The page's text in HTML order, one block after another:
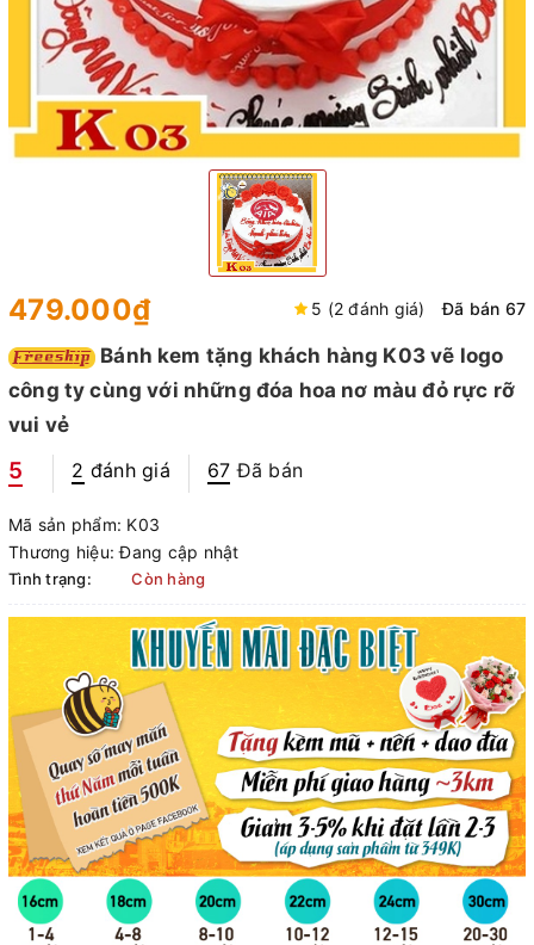
479.000₫ 5 (2 đánh giá) Đã bán 67
Bánh kem tặng khách hàng K03 vẽ logo
công ty cùng với những đóa hoa nơ màu đỏ rực rỡ
vui vẻ
5 2 đánh giá 67 Đã bán
Mã sản phẩm: K03
Thương hiệu: Đang cập nhật
Tình trạng: Còn hàng